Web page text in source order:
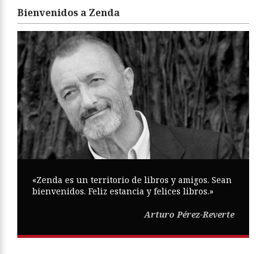
Bienvenidos a Zenda
«Zenda es un territorio de libros y amigos. Sean
bienvenidos. Feliz estancia y felices libros.»
Arturo Pérez-Reverte